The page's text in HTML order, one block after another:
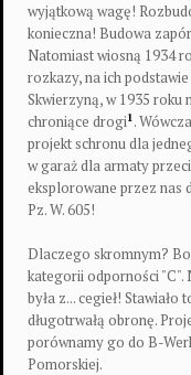
wyjątkową wagę!
konieczna! Budowa
Natomiast wiosną 1934
rozkazy, na ich
Skwierzyną, w 1935 roku
chroniące drogi1.
projekt schronu dla
w garaż dla armaty
eksplorowane przez nas
Pz. W. 605!
Dlaczego skromnym?
kategorii odporności "C".
była z... cegieł!
długotrwałą obronę.
porównamy go do B-
Pomorskiej.